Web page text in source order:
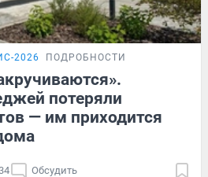
2026 ПОДРОБНОСТИ
потеряли
— им приходится
Обсудить